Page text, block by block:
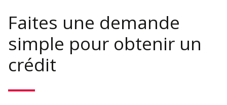
Faites une demande
simple pour obtenir un
crédit